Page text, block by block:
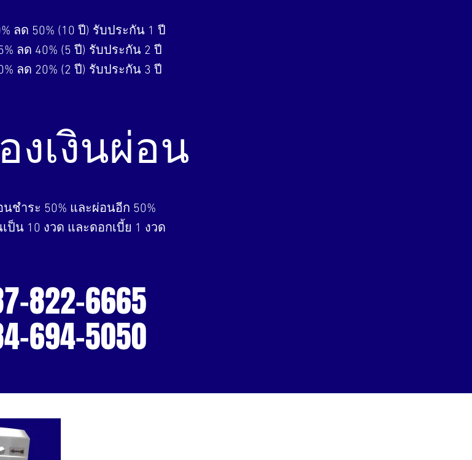
ลด 50% (10 ปี) รับประกัน 1 ปี
ลด 40% (5 ปี) รับประกัน 2 ปี
ลด 20% (2 ปี) รับประกัน 3 ปี
งเงินผ่อน
นชำระ 50% และผ่อนอีก 50%
ป็น 10 งวด และดอกเบี้ย 1 งวด
822-6665
694-5050